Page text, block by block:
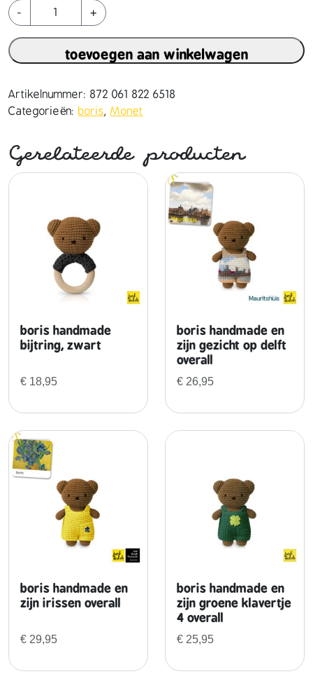
-
b
o
r
i
h
a
m
a
o
e
a
+
toevoegen aan winkelwagen
Artikelnummer: 872 061 822 6518
Categorieën: boris, Monet
Gerelateerde producten
boris handmade
bijtring, zwart
€ 18,95
boris handmade en
zijn gezicht op delft
overall
€ 26,95
boris handmade en
zijn irissen overall
€ 29,95
boris handmade en
zijn groene klavertje
4 overall
€ 25,95